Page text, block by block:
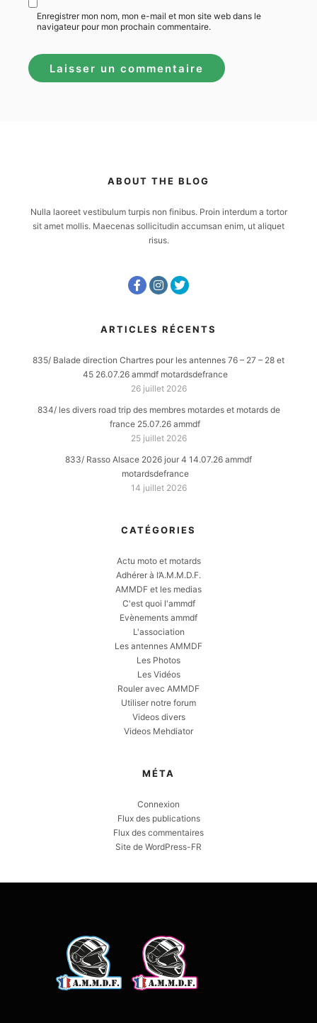
Enregistrer mon nom, mon e-mail et mon site web dans le
navigateur pour mon prochain commentaire.
ABOUT THE BLOG
Nulla laoreet vestibulum turpis non finibus. Proin interdum a tortor
sit amet mollis. Maecenas sollicitudin accumsan enim, ut aliquet
risus.
ARTICLES RÉCENTS
835/ Balade direction Chartres pour les antennes 76 – 27 – 28 et
45 26.07.26 ammdf motardsdefrance
26 juillet 2026
834/ les divers road trip des membres motardes et motards de
france 25.07.26 ammdf
25 juillet 2026
833/ Rasso Alsace 2026 jour 4 14.07.26 ammdf
motardsdefrance
14 juillet 2026
CATÉGORIES
Actu moto et motards
Adhérer à l’A.M.M.D.F.
AMMDF et les medias
C'est quoi l'ammdf
Evènements ammdf
L'association
Les antennes AMMDF
Les Photos
Les Vidéos
Rouler avec AMMDF
Utiliser notre forum
Videos divers
Videos Mehdiator
MÉTA
Connexion
Flux des publications
Flux des commentaires
Site de WordPress-FR